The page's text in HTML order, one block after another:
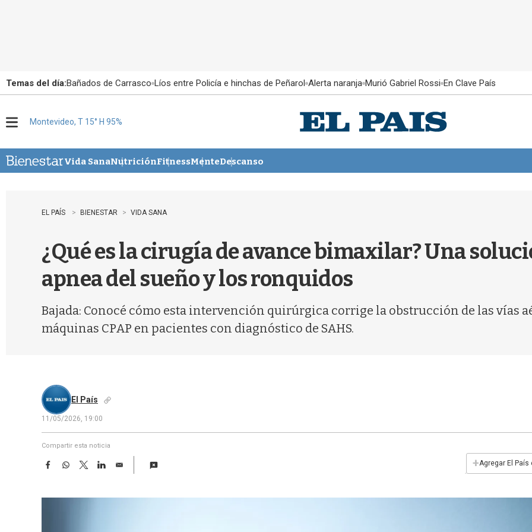
Temas del día:Bañados de Carrasco Líos entre Policía e hinchas de Peñarol Alerta naranja Murió Gabriel Rossi En Clave País
u
Montevideo, T 15° H 95%
Vida SanaNutriciónFitnessMenteDescanso
EL PAÍS BIENESTAR VIDA SANA
¿Qué es la cirugía de avance bimaxilar? Una
apnea del sueño y los ronquidos
Bajada: Conocé cómo esta intervención quirúrgica corrige la obstrucción de las vías
máquinas CPAP en pacientes con diagnóstico de SAHS.
El País
11/05/2026, 19:00
Compartir esta noticia
F
e
W
t
T
w
t
L
k
E
i
+Agregar El País